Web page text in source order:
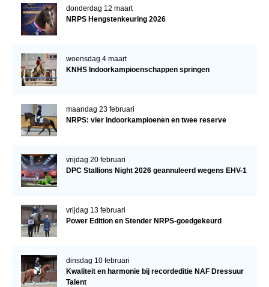
donderdag 12 maart
NRPS Hengstenkeuring 2026
woensdag 4 maart
KNHS Indoorkampioenschappen springen
maandag 23 februari
NRPS: vier indoorkampioenen en twee reserve
vrijdag 20 februari
DPC Stallions Night 2026 geannuleerd wegens EHV-1
vrijdag 13 februari
Power Edition en Stender NRPS-goedgekeurd
dinsdag 10 februari
Kwaliteit en harmonie bij recordeditie NAF Dressuur
Talent